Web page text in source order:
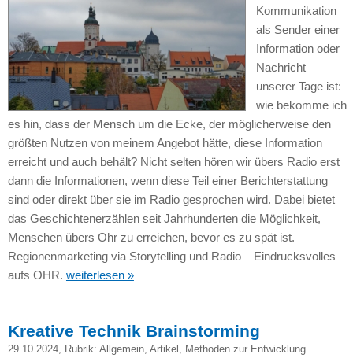
Kommunikation
als Sender einer
Information oder
Nachricht
unserer Tage ist:
wie bekomme ich
es hin, dass der Mensch um die Ecke, der möglicherweise den
größten Nutzen von meinem Angebot hätte, diese Information
erreicht und auch behält? Nicht selten hören wir übers Radio erst
dann die Informationen, wenn diese Teil einer Berichterstattung
sind oder direkt über sie im Radio gesprochen wird. Dabei bietet
das Geschichtenerzählen seit Jahrhunderten die Möglichkeit,
Menschen übers Ohr zu erreichen, bevor es zu spät ist.
Regionenmarketing via Storytelling und Radio – Eindrucksvolles
aufs OHR. weiterlesen »
Kreative Technik Brainstorming
29.10.2024, Rubrik: Allgemein, Artikel Methoden zur Entwicklung